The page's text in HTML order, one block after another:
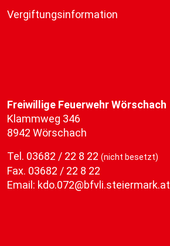
Vergiftungsinformation
Freiwillige Feuerwehr Wörschach
Klammweg 346
8942 Wörschach
Tel. 03682 / 22 8 22 (nicht besetzt)
Fax. 03682 / 22 8 22
Email: kdo.072@bfvli.steiermark.at